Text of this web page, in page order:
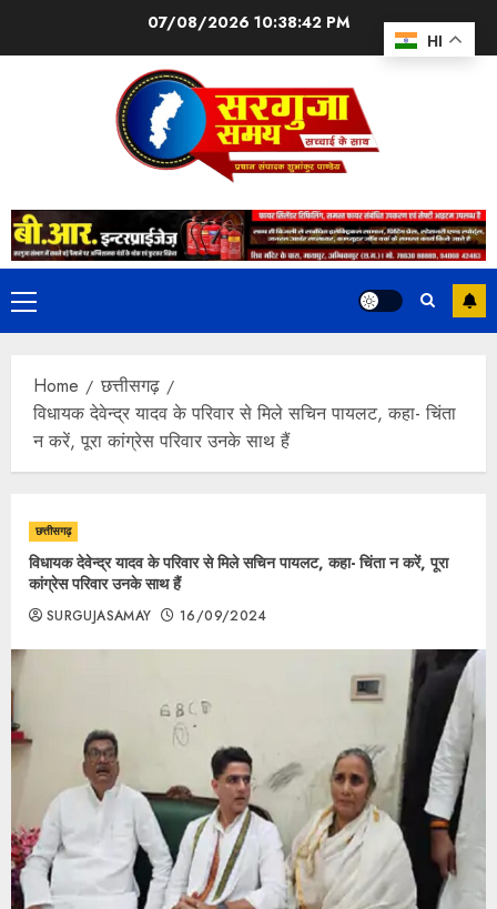
07/08/2026 10:38:43 PM
Home
छत्तीसगढ़
विधायक देवेन्द्र यादव के परिवार से मिले सचिन पायलट, कहा- चिंता
न करें, पूरा कांग्रेस परिवार उनके साथ हैं
छत्तीसगढ़
विधायक देवेन्द्र यादव के परिवार से मिले सचिन पायलट, कहा- चिंता न करें, पूरा
कांग्रेस परिवार उनके साथ हैं
SURGUJASAMAY 16/09/2024
HI